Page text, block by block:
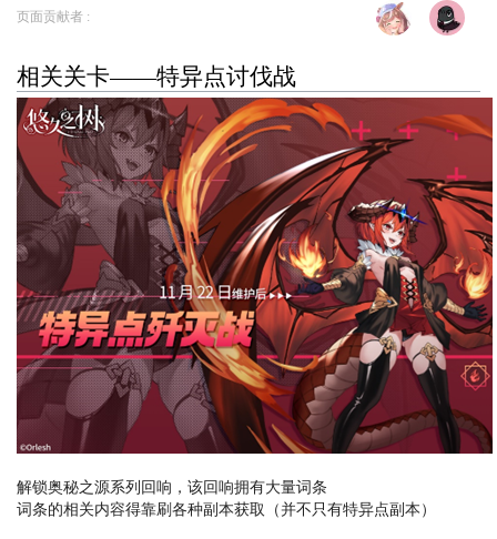
跳
航
跳
索
页面贡献者 :
相关关卡——特异点讨伐战
解锁奥秘之源系列回响，该回响拥有大量词条
词条的相关内容得靠刷各种副本获取（并不只有特异点副本）